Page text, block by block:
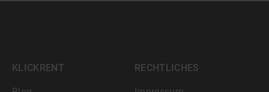
KLICKRENT RECHTLICHES